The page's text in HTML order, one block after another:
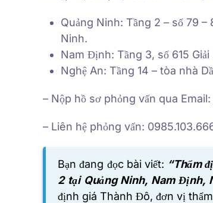
Quảng Ninh: Tầng 2 – số 79
Ninh.
Nam Định: Tầng 3, số 615
Nghệ An: Tầng 14 – tòa nhà
– Nộp hồ sơ phỏng vấn qua Email:
– Liên hệ phỏng vấn:
Bạn đang đọc bài viết: “Thẩm
2 tại Quảng Ninh, Nam Định,
định giá Thành Đô, đơn vị